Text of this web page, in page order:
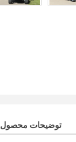
توضیحات محصول